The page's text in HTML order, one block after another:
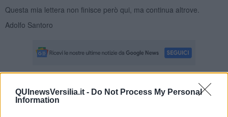
QUInewsVersilia.it - Do Not Process My Personal
Information
Questa mia lettera non finisce però qui, ma continua altrove.
Adolfo Santoro
Se vuoi leggere le notizie principali della Toscana iscriviti alla
Newsletter QUInews - ToscanaMedia.